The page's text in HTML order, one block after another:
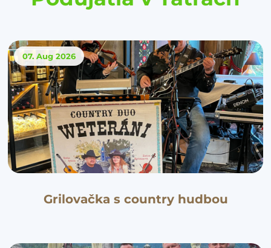
07. Aug 2026
Grilovačka s country hudbou